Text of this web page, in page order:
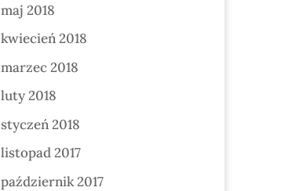
maj 2018
kwiecień 2018
marzec 2018
luty 2018
styczeń 2018
listopad 2017
październik 2017